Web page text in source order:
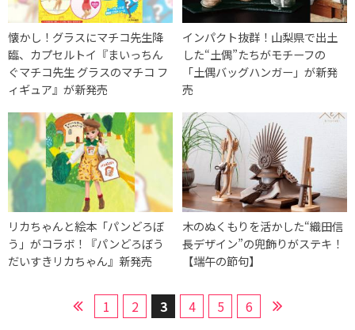
懐かし！グラスにマチコ先生降
臨、カプセルトイ『まいっちん
ぐマチコ先生 グラスのマチコ フ
ィギュア』が新発売
インパクト抜群！山梨県で出土
した“土偶”たちがモチーフの
「土偶バッグハンガー」が新発
売
リカちゃんと絵本「パンどろぼ
う」がコラボ！『パンどろぼう
だいすきリカちゃん』新発売
木のぬくもりを活かした“織田信
長デザイン”の兜飾りがステキ！
【端午の節句】
1 2 3 4 5 6